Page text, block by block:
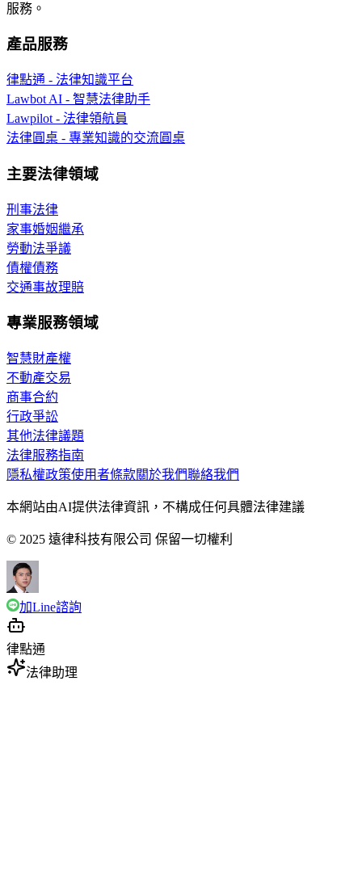
服務。
產品服務
律點通 - 法律知識平台
Lawbot AI - 智慧法律助手
Lawpilot - 法律領航員
法律圓桌 - 專業知識的交流圓桌
主要法律領域
刑事法律
家事婚姻繼承
勞動法爭議
債權債務
交通事故理賠
專業服務領域
智慧財產權
不動產交易
商事合約
行政爭訟
其他法律議題
法律服務指南
隱私權政策使用者條款關於我們聯絡我們
本網站由AI提供法律資訊，不構成任何具體法律建議
© 2025 遠律科技有限公司 保留一切權利
加Line諮詢
律點通
法律助理